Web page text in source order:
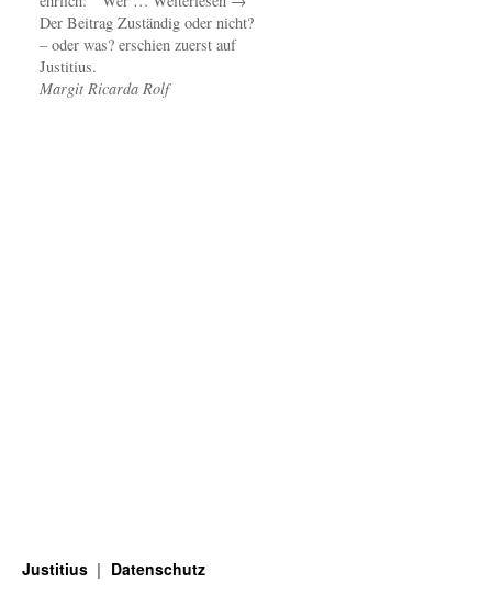
Der Beitrag Zuständig oder nicht?
– oder was? erschien zuerst auf
Justitius.
Margit Ricarda Rolf
Justitius Datenschutz